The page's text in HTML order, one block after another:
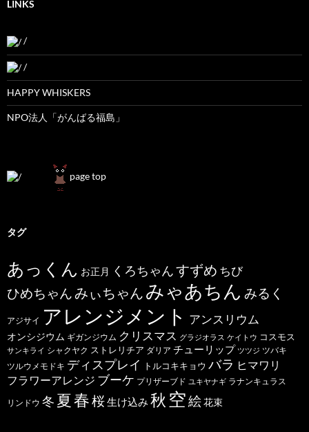
LINKS
/
/
HAPPY WHISKERS
NPO法人「がんばる福島」
page top
タグ
あっくん お正月 くろちゃんすずめ ちび
ひめちゃんみぃちゃん みゃあちん みるく
アジサイ アレンジメント アンスリウム
オンシジウム ギガンジウム クリスマス グラジオラス ケイトウ コスモス
サンキライ シャクヤク ストレリチア ダリア チューリップ ツツジ ツバキ
ツルウメモドキ ディスプレイ トルコキキョウ バラ ヒマワリ
フラワーアレンジ ブーケ プリザーブド ユキヤナギ ラナンキュラス
リンドウ 冬 夏春桜生け込み 秋 空絵花束